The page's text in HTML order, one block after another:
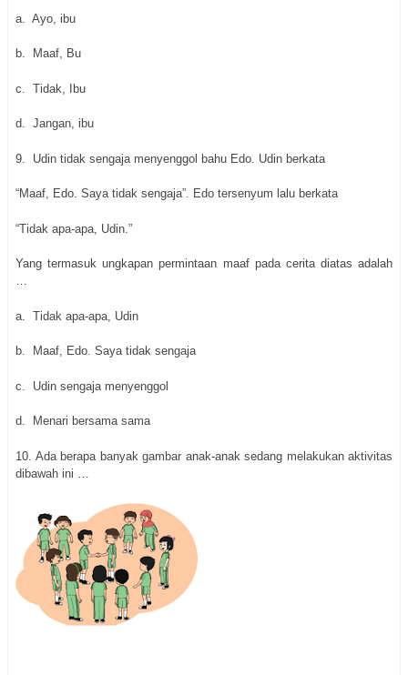
a. Ayo, ibu
b. Maaf, Bu
c. Tidak, Ibu
d. Jangan, ibu
9. Udin tidak sengaja menyenggol bahu Edo. Udin berkata
“Maaf, Edo. Saya tidak sengaja”. Edo tersenyum lalu berkata
“Tidak apa-apa, Udin.”
Yang termasuk ungkapan permintaan maaf pada cerita diatas adalah
…
a. Tidak apa-apa, Udin
b. Maaf, Edo. Saya tidak sengaja
c. Udin sengaja menyenggol
d. Menari bersama sama
10. Ada berapa banyak gambar anak-anak sedang melakukan aktivitas
dibawah ini …